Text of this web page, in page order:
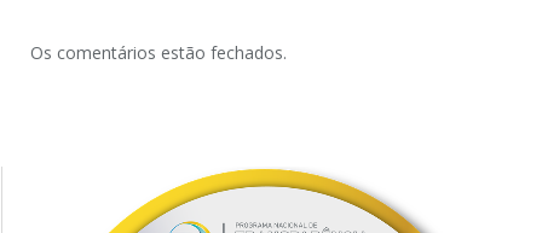
Os comentários estão fechados.